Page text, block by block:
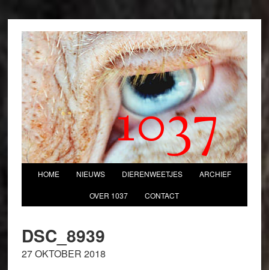
1037
HOME NIEUWS DIERENWEETJES ARCHIEF
OVER 1037 CONTACT
DSC_8939
27 OKTOBER 2018